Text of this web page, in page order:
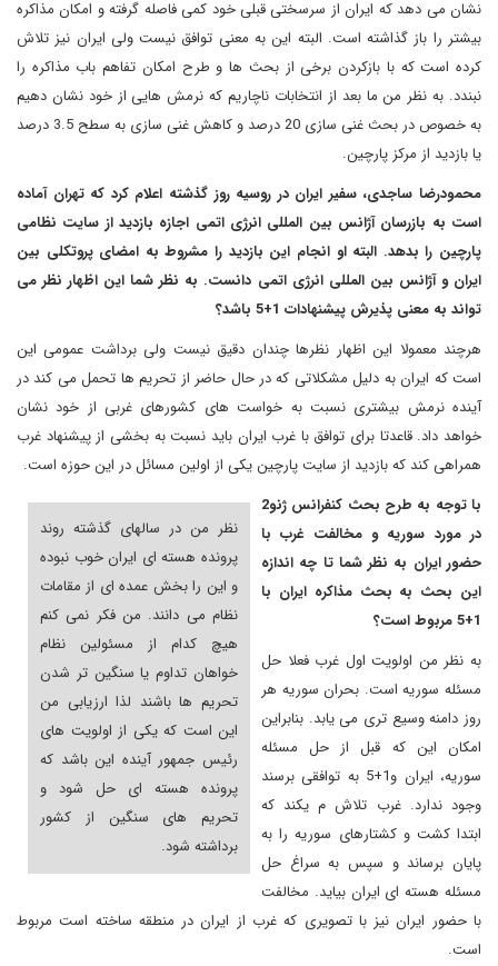
نشان می دهد که ایران از سرسختی قبلی خود کمی فاصله گرفته و امکان مذاکره
بیشتر را باز گذاشته است. البته این به معنی توافق نیست ولی ایران نیز تلاش
کرده است که با بازکردن برخی از بحث ها و طرح امکان تفاهم باب مذاکره را
نبندد. به نظر من ما بعد از انتخابات ناچاریم که نرمش هایی از خود نشان دهیم
به خصوص در بحث غنی سازی 20 درصد و کاهش غنی سازی به سطح 3.5 درصد
یا بازدید از مرکز پارچین.
محمودرضا ساجدی، سفیر ایران در روسیه روز گذشته اعلام کرد که تهران آماده
است به بازرسان آژانس بین المللی انرژی اتمی اجازه بازدید از سایت نظامی
پارچین را بدهد. البته او انجام این بازدید را مشروط به امضای پروتکلی بین
ایران و آژانس بین المللی انرژی اتمی دانست. به نظر شما این اظهار نظر می
تواند به معنی پذیرش پیشنهادات 1+5 باشد؟
هرچند معمولا این اظهار نظرها چندان دقیق نیست ولی برداشت عمومی این
است که ایران به دلیل مشکلاتی که در حال حاضر از تحریم ها تحمل می کند در
آینده نرمش بیشتری نسبت به خواست های کشورهای غربی از خود نشان
خواهد داد. قاعدتا برای توافق با غرب ایران باید نسبت به بخشی از پیشنهاد غرب
همراهی کند که بازدید از سایت پارچین یکی از اولین مسائل در این حوزه است.
نظر من در سالهای گذشته روند
پرونده هسته ای ایران خوب نبوده
و این را بخش عمده ای از مقامات
نظام می دانند. من فکر نمی کنم
هیچ کدام از مسئولین نظام
خواهان تداوم یا سنگین تر شدن
تحریم ها باشند لذا ارزیابی من
این است که یکی از اولویت های
رئیس جمهور آینده این باشد که
پرونده هسته ای حل شود و
تحریم های سنگین از کشور
برداشته شود.
با توجه به طرح بحث کنفرانس ژنو2
در مورد سوریه و مخالفت غرب با
حضور ایران به نظر شما تا چه اندازه
این بحث به بحث مذاکره ایران با
1+5 مربوط است؟
به نظر من اولویت اول غرب فعلا حل
مسئله سوریه است. بحران سوریه هر
روز دامنه وسیع تری می یابد. بنابراین
امکان این که قبل از حل مسئله
سوریه، ایران و1+5 به توافقی برسند
وجود ندارد. غرب تلاش م یکند که
ابتدا کشت و کشتارهای سوریه را به
پایان برساند و سپس به سراغ حل
مسئله هسته ای ایران بیاید. مخالفت
با حضور ایران نیز با تصویری که غرب از ایران در منطقه ساخته است مربوط
است.